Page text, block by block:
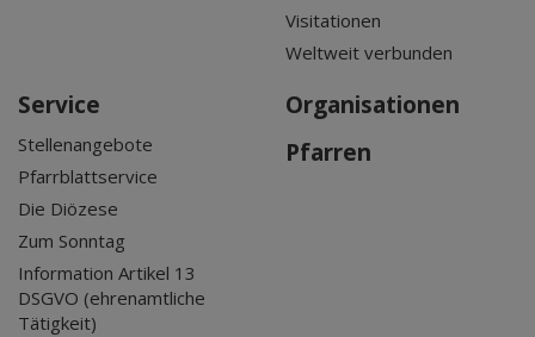
Visitationen
Weltweit verbunden
Service
Stellenangebote
Pfarrblattservice
Die Diözese
Zum Sonntag
Information Artikel 13
DSGVO (ehrenamtliche
Tätigkeit)
Organisationen
Pfarren